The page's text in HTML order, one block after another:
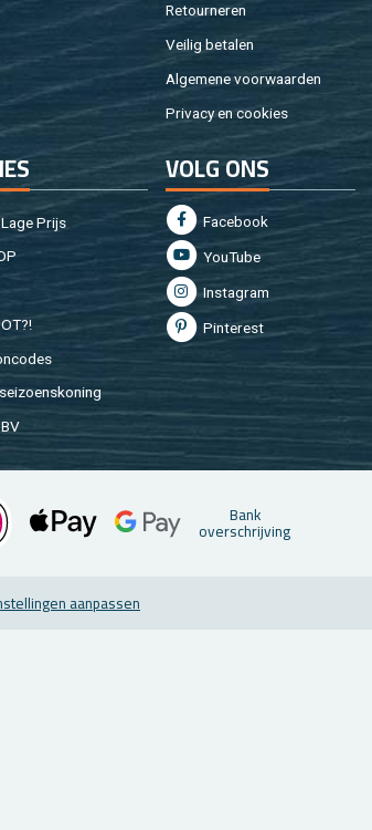
Re­tour­ne­ren
Vei­lig be­ta­len
Al­ge­me­ne voor­waar­den
Pri­va­cy en coo­kies
Prijs
VOLG ONS
Fa­cebook
You­Tu­be
In­st­agram
Pin­te­rest
Bank
over­schrij­ving
aan­pas­sen